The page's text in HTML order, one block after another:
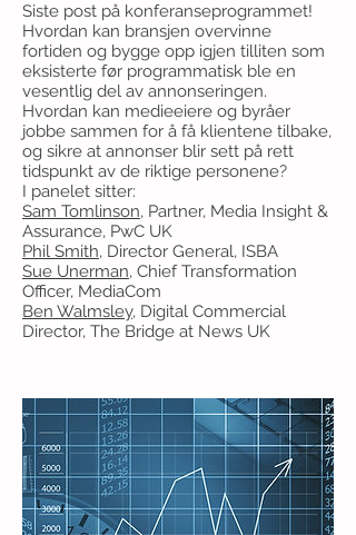
Siste post på konferanseprogrammet!
Hvordan kan bransjen overvinne
fortiden og bygge opp igjen tilliten som
eksisterte før programmatisk ble en
vesentlig del av annonseringen.
Hvordan kan medieeiere og byråer
jobbe sammen for å få klientene tilbake,
og sikre at annonser blir sett på rett
tidspunkt av de riktige personene?
I panelet sitter:
Sam Tomlinson, Partner, Media Insight &
Assurance, PwC UK
Phil Smith, Director General, ISBA
Sue Unerman, Chief Transformation
Officer, MediaCom
Ben Walmsley, Digital Commercial
Director, The Bridge at News UK